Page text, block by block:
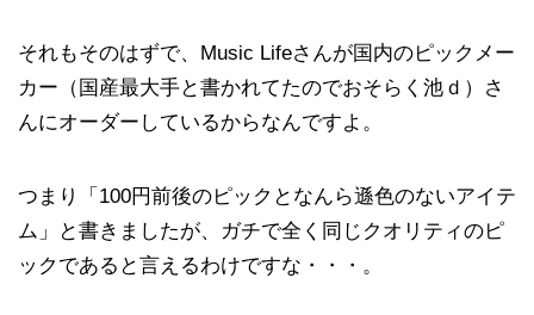
それもそのはずで、Music Lifeさんが国内のピックメー
カー（国産最大手と書かれてたのでおそらく池ｄ）さ
んにオーダーしているからなんですよ。
つまり「100円前後のピックとなんら遜色のないアイテ
ム」と書きましたが、ガチで全く同じクオリティのピ
ックであると言えるわけですな・・・。